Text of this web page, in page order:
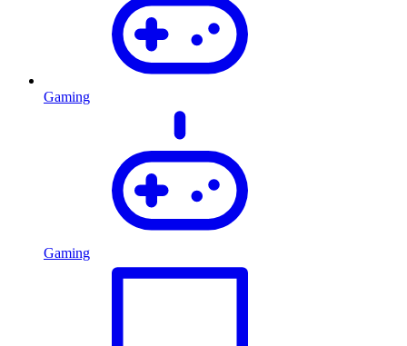
Gaming
Gaming